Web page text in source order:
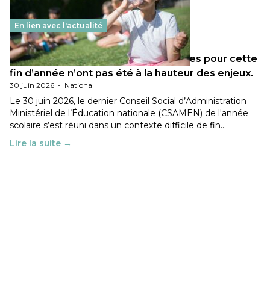
En lien avec l'actualité
Les décisions ministérielles attendues pour cette
fin d’année n’ont pas été à la hauteur des enjeux.
30 juin 2026 - National
Le 30 juin 2026, le dernier Conseil Social d’Administration
Ministériel de l’Éducation nationale (CSAMEN) de l'année
scolaire s’est réuni dans un contexte difficile de fin…
Lire la suite →